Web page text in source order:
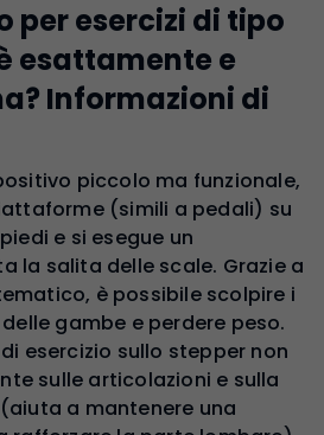
per esercizi di tipo
esattamente e
Informazioni di
piccolo ma funzionale,
(simili a pedali) su
e si esegue un
la salita delle scale. Grazie a
è possibile scolpire i
gambe e perdere peso.
esercizio sullo stepper non
sulle articolazioni e sulla
a mantenere una